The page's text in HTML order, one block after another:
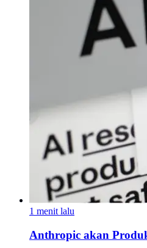
1 menit lalu
Anthropic akan